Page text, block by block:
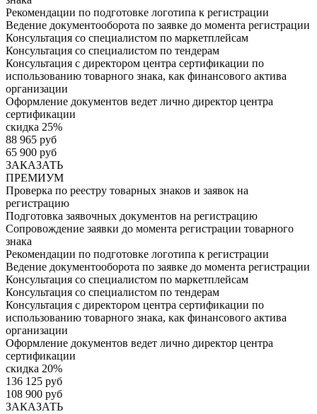
Рекомендации по подготовке логотипа к регистрации
Ведение документооборота по заявке до момента регистрации
Консультация со специалистом по маркетплейсам
Консультация со специалистом по тендерам
Консультация с директором центра сертификации по
использованию товарного знака, как финансового актива
организации
Оформление документов ведет лично директор центра
сертификации
скидка 25%
88 965 руб
65 900 руб
ЗАКАЗАТЬ
ПРЕМИУМ
Проверка по реестру товарных знаков и заявок на
регистрацию
Подготовка заявочных документов на регистрацию
Сопровождение заявки до момента регистрации товарного
знака
Рекомендации по подготовке логотипа к регистрации
Ведение документооборота по заявке до момента регистрации
Консультация со специалистом по маркетплейсам
Консультация со специалистом по тендерам
Консультация с директором центра сертификации по
использованию товарного знака, как финансового актива
организации
Оформление документов ведет лично директор центра
сертификации
скидка 20%
136 125 руб
108 900 руб
ЗАКАЗАТЬ